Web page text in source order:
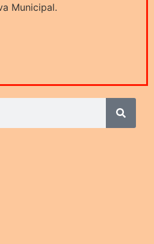
Municipal.